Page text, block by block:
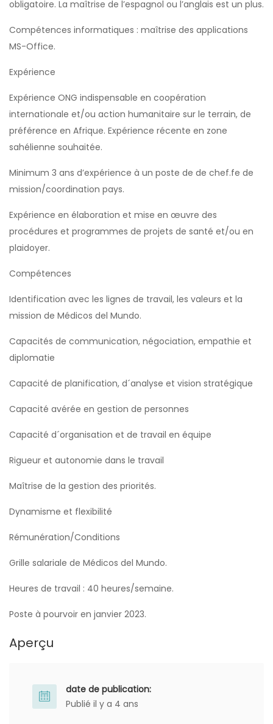
obligatoire. La maîtrise de l’espagnol ou l’anglais est un plus.
Compétences informatiques : maîtrise des applications
MS-Office.
Expérience
Expérience ONG indispensable en coopération
internationale et/ou action humanitaire sur le terrain, de
préférence en Afrique. Expérience récente en zone
sahélienne souhaitée.
Minimum 3 ans d’expérience à un poste de de chef.fe de
mission/coordination pays.
Expérience en élaboration et mise en œuvre des
procédures et programmes de projets de santé et/ou en
plaidoyer.
Compétences
Identification avec les lignes de travail, les valeurs et la
mission de Médicos del Mundo.
Capacités de communication, négociation, empathie et
diplomatie
Capacité de planification, d´analyse et vision stratégique
Capacité avérée en gestion de personnes
Capacité d´organisation et de travail en équipe
Rigueur et autonomie dans le travail
Maîtrise de la gestion des priorités.
Dynamisme et flexibilité
Rémunération/Conditions
Grille salariale de Médicos del Mundo.
Heures de travail : 40 heures/semaine.
Poste à pourvoir en janvier 2023.
Aperçu
date de publication:
Publié il y a 4 ans